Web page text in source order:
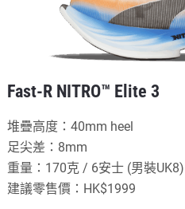
Fast-R NITRO™ Elite 3
堆疊高度：40mm heel
足尖差：8mm
重量：170克 / 6安士 (男裝UK8)
建議零售價：HK$1999